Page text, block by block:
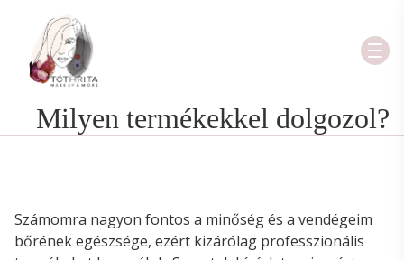
Milyen termékekkel dolgozol?
Számomra nagyon fontos a minőség és a vendégeim
bőrének egészsége, ezért kizárólag professzionális